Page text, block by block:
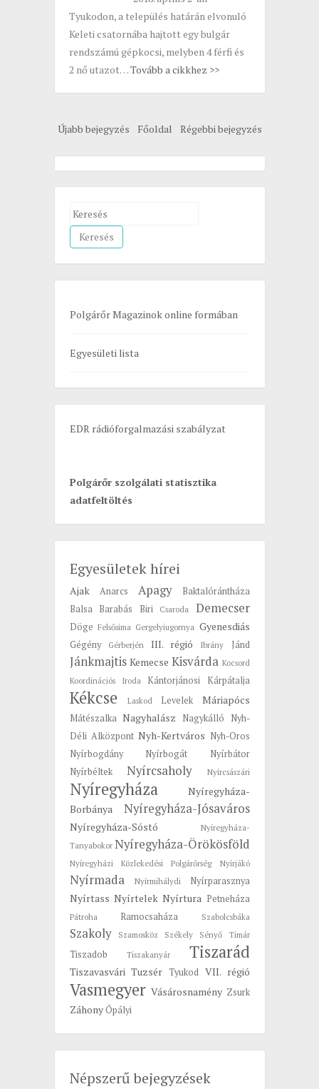
Tyukodon, a település határán elvonuló
Keleti csatornába hajtott egy bulgár
rendszámú gépkocsi, melyben 4 férfi és
2 nő utazot…Tovább a cikkhez >>
Újabb bejegyzés Régebbi bejegyzés
Főoldal
S
e
a
r
c
f
r
Polgárőr Magazinok online formában
Egyesületi lista
EDR rádióforgalmazási szabályzat
Polgárőr szolgálati statisztika
adatfeltöltés
Egyesületek hírei
Ajak Anarcs Apagy
Baktalórántháza
Balsa
Barabás Biri Csaroda Demecser
Döge Felsősima Gergelyiugornya Gyenesdiás
Gégény Gérberjén III. régió Ibrány Jánd
Jánkmajtis Kemecse Kisvárda Kocsord
Koordinációs Iroda
Kántorjánosi Kárpátalja
Kékcse Laskod Levelek Máriapócs
Mátészalka Nagyhalász Nagykálló
Nyh-
Déli Alközpont Nyh-Kertváros Nyh-Oros
Nyírbogdány
Nyírbogát
Nyírbátor
Nyírbéltek
Nyírcsaholy Nyírcsászári
Nyíregyháza
Nyíregyháza-
Borbánya
Nyíregyháza-Jósaváros
Nyíregyháza-Sóstó
Nyíregyháza-
Tanyabokor Nyíregyháza-Örökösföld
Nyíregyházi Közlekedési Polgárőrség Nyírjákó
Nyírmada Nyírmihálydi Nyírparasznya
Nyírtass Nyírtelek Nyírtura Petneháza
Pátroha Ramocsaháza Szabolcsbáka
Szakoly Szamosköz Székely Sényő Timár
Tiszadob Tiszakanyár Tiszarád
Tiszavasvári Tuzsér Tyukod VII. régió
Vasmegyer Vásárosnamény Zsurk
Záhony Ópályi
Népszerű bejegyzések